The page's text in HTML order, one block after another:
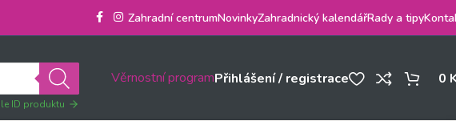
Zahradní centrumNovinkyZahradnický kalendářRady a tipy
ID produktu
Věrnostní programPřihlášení / registrace 0